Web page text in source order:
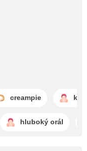
creampie
hluboký orál